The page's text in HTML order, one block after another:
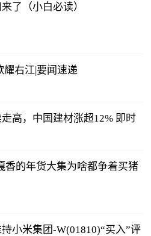
了（小白必读）
耀右江|要闻速递
高，中国建材涨超12% 即时
香的年货大集为啥都争着买猪
小米集团-W(01810)“买入”评